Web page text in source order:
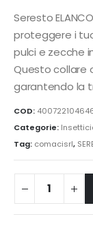
Seresto
proteggere i
pulci e zecche
Questo collare
garantendo la
COD:
Categorie:
Tag: comacisrl,